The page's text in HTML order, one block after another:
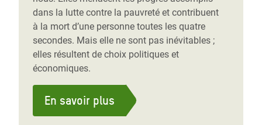
dans la lutte contre la pauvreté et contribuent
à la mort d’une personne toutes les quatre
secondes. Mais elle ne sont pas inévitables ;
elles résultent de choix politiques et
économiques.
En savoir plus